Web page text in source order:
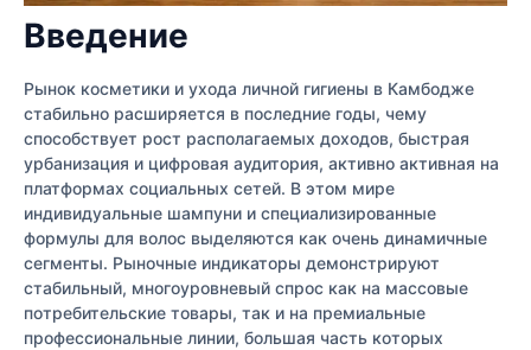
Введение
Рынок косметики и ухода личной гигиены в Камбодже
стабильно расширяется в последние годы, чему
способствует рост располагаемых доходов, быстрая
урбанизация и цифровая аудитория, активно активная на
платформах социальных сетей. В этом мире
индивидуальные шампуни и специализированные
формулы для волос выделяются как очень динамичные
сегменты. Рыночные индикаторы демонстрируют
стабильный, многоуровневый спрос как на массовые
потребительские товары, так и на премиальные
профессиональные линии, большая часть которых